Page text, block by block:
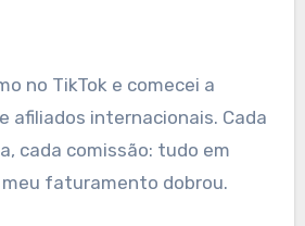
no TikTok e comecei a
afiliados internacionais. Cada
cada comissão: tudo em
meu faturamento dobrou.